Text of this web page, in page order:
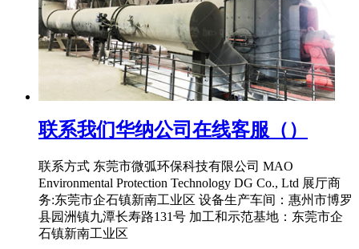
联系我们华纳公司在线客服（）
联系方式 东莞市微弧环保科技有限公司 MAO
Environmental Protection Technology DG Co., Ltd 展厅商
务:东莞市企石镇新南工业区 设备生产车间：惠州市博罗
县园洲镇九潭长寿路131号 加工和示范基地：东莞市企
石镇新南工业区